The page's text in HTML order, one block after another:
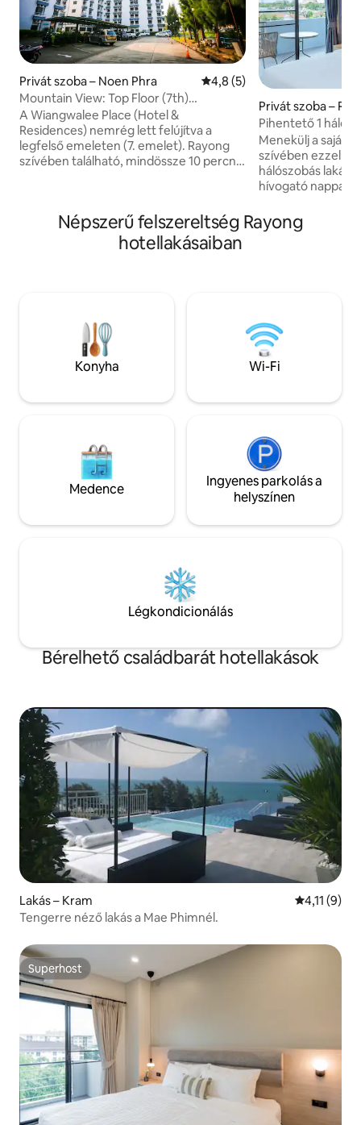
Privát szoba – Noen Phra Átlagos értékelés: 5/4,8, 5
4,8 (5)
Mountain View: Top Floor (7th)
Wiangwalee Place
A Wiangwalee Place (Hotel &
Residences) nemrég lett felújítva a
legfelső emeleten (7. emelet). Rayong
szívében található, mindössze 10 percnyi
fürdőszobával, erkéllyel és rekreációs
terekkel rendelkezik. Ingyenes és gyors
wifi, parkolás, lift és szobán belüli
szellőt, ahonnan pihentető kilátás nyílik
Privát szoba –
Pihentető 1
helyen
Menekülj a saját
szívében ezzel a
hálószobás lakással. Lépj be egy
hívogató
nyitott
nyugodt
menedékhelyen
amire szükséged
ma a
Népszerű felszereltség Rayong
hotellakásaiban
Konyha Wi-Fi
Medence
Ingyenes parkolás a
helyszínen
Légkondicionálás
Bérelhető családbarát hotellakások
Lakás – Kram Átlagos
4,11 (9)
Tengerre néző lakás a Mae Phimnél.
Superhost
Superhost